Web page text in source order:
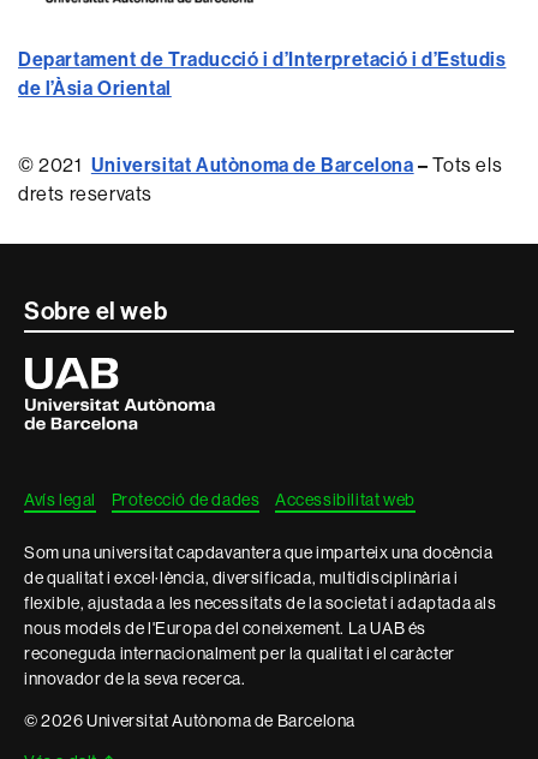
Departament de Traducció i d’Interpretació i d’Estudis
de l’Àsia Oriental
© 2021 Universitat Autònoma de Barcelona –Tots els
drets reservats
Contacte
informació
legal
Sobre el web
Universitat
Autònoma
de
Barcelona
Avís legal Protecció de dades Accessibilitat web
Som una universitat capdavantera que imparteix una docència
de qualitat i excel·lència, diversificada, multidisciplinària i
flexible, ajustada a les necessitats de la societat i adaptada als
nous models de l'Europa del coneixement. La UAB és
reconeguda internacionalment per la qualitat i el caràcter
innovador de la seva recerca.
© 2026 Universitat Autònoma de Barcelona